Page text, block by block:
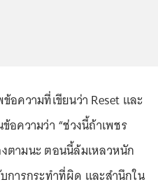
อความที่เขียนว่า Reset และ
อความว่า “ช่วงนี้ถ้าเพชร
ตามนะ ตอนนี้ล้มเหลวหนัก
การกระทำที่ผิด และสำนึกใน